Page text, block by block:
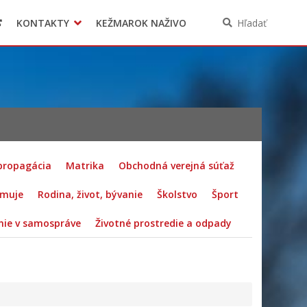
KONTAKTY KEŽMAROK NAŽIVO Hľadať
Matrika Obchodná verejná súťaž
Rodina, život, bývanie Školstvo Šport
v samospráve Životné prostredie a odpady